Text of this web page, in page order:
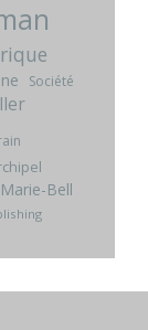
Société
Bell